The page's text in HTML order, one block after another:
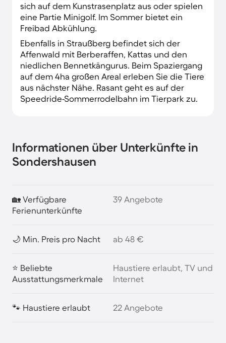
sich auf dem Kunstrasenplatz aus oder spielen
eine Partie Minigolf. Im Sommer bietet ein
Freibad Abkühlung.
Ebenfalls in Straußberg befindet sich der
Affenwald mit Berberaffen, Kattas und den
niedlichen Bennetkängurus. Beim Spaziergang
auf dem 4ha großen Areal erleben Sie die Tiere
aus nächster Nähe. Rasant geht es auf der
Speedride-Sommerrodelbahn im Tierpark zu.
Informationen über Unterkünfte in
Sondershausen
🏡 Verfügbare
Ferienunterkünfte
39 Angebote
🌙 Min. Preis pro Nacht ab 48 €
⭐ Beliebte
Ausstattungsmerkmale
Haustiere erlaubt, TV und
Internet
🐾 Haustiere erlaubt 22 Angebote